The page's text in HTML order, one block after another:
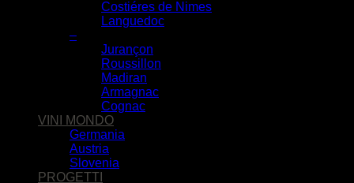
Costiéres de Nimes
Languedoc
–
Jurançon
Roussillon
Madiran
Armagnac
Cognac
VINI MONDO
Germania
Austria
Slovenia
PROGETTI